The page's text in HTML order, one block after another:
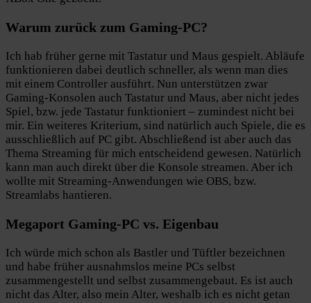
Warum zurück zum Gaming-PC?
Ich hab früher gerne mit Tastatur und Maus gespielt. Abläufe
funktionieren dabei deutlich schneller, als wenn man dies
mit einem Controller ausführt. Nun unterstützen zwar
Gaming-Konsolen auch Tastatur und Maus, aber nicht jedes
Spiel, bzw. jede Tastatur funktioniert – zumindest nicht bei
mir. Ein weiteres Kriterium, sind natürlich auch Spiele, die es
ausschließlich auf PC gibt. Abschließend ist aber auch das
Thema Streaming für mich entscheidend gewesen. Natürlich
kann man auch direkt über die Konsole streamen. Aber ich
wollte mit Streaming-Anwendungen wie OBS, bzw.
Streamlabs hantieren.
Megaport Gaming-PC vs. Eigenbau
Ich würde mich schon als Bastler und Tüftler bezeichnen
und habe früher ausnahmslos meine PCs selbst
zusammengestellt und selbst zusammengebaut. Es ist auch
nicht das Alter, also mein Alter, weshalb ich es nicht getan